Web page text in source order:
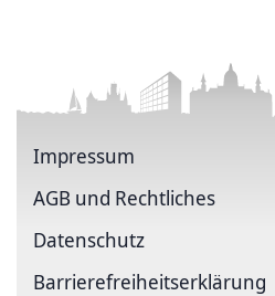
Impressum
AGB und Rechtliches
Datenschutz
Barriere­freiheits­erklärung